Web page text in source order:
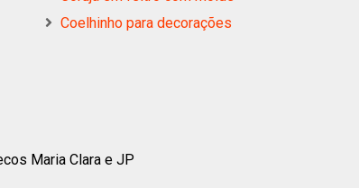
Coelhinho para decorações
Maria Clara e JP